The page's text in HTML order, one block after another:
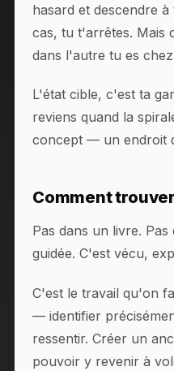
hasard et descendre
cas, tu t'arrêtes. Mais
dans l'autre tu es
L'état cible, c'est ta
reviens quand la
concept — un endroit
Comment
Pas dans un livre. Pas
guidée. C'est vécu,
C'est le travail qu'on
— identifier
ressentir. Créer un
pouvoir y revenir à